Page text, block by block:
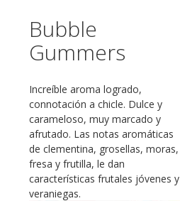
Bubble
Gummers
Increíble aroma logrado,
connotación a chicle. Dulce y
carameloso, muy marcado y
afrutado. Las notas aromáticas
de clementina, grosellas, moras,
fresa y frutilla, le dan
características frutales jóvenes y
veraniegas.